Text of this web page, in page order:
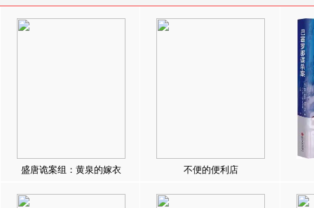
盛唐诡案组：黄泉的嫁衣 不便的便利店